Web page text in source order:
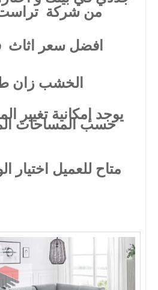
من شركة
افضل سعر اثاث
الخشب زان
يوجد إمكانية تغيير
حسب المساحات
متاح للعميل اختيار